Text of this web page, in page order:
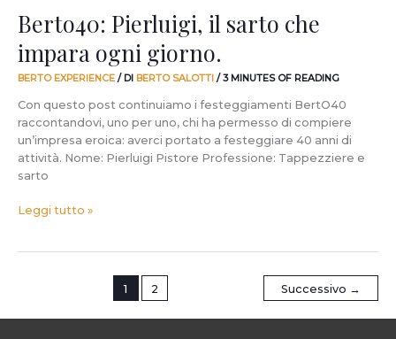
Berto40: Pierluigi, il sarto che
impara ogni giorno.
BERTO EXPERIENCE / DI BERTO SALOTTI /3 MINUTES OF READING
Con questo post continuiamo i festeggiamenti BertO40
raccontandovi, uno per uno, chi ha permesso di compiere
un’impresa eroica: averci portato a festeggiare 40 anni di
attività. Nome: Pierluigi Pistore Professione: Tappezziere e
sarto
Leggi tutto »
1 2 Successivo →